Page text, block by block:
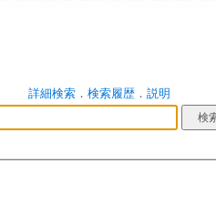
詳細検索． 検索履歴． 説明